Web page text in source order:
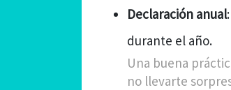
Declaración anual
durante el año.
Una buena
no llevarte